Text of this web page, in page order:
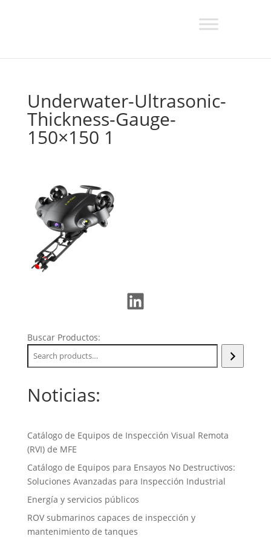
Underwater-Ultrasonic-
Thickness-Gauge-
150×150 1
LinkedIn
Buscar Productos:
Noticias:
Catálogo de Equipos de Inspección Visual Remota
(RVI) de MFE
Catálogo de Equipos para Ensayos No Destructivos:
Soluciones Avanzadas para Inspección Industrial
Energía y servicios públicos
ROV submarinos capaces de inspección y
mantenimiento de tanques